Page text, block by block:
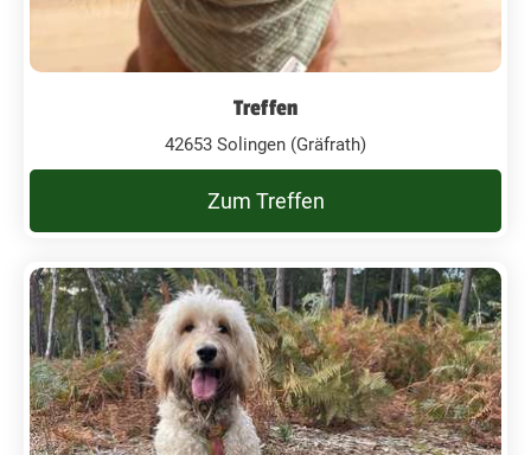
Treffen
42653 Solingen (Gräfrath)
Zum Treffen